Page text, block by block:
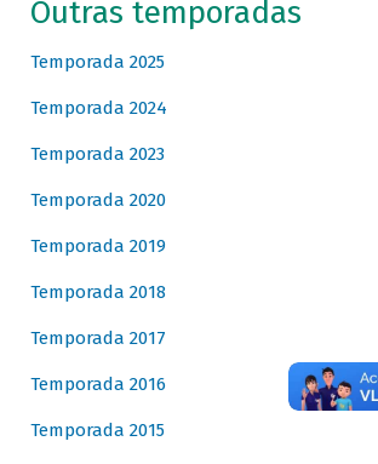
Outras temporadas
Temporada 2025
Temporada 2024
Temporada 2023
Temporada 2020
Temporada 2019
Temporada 2018
Temporada 2017
Temporada 2016
Temporada 2015